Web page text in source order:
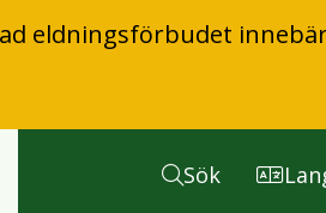
eldningsförbudet
Sök